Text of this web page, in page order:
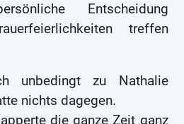
Entscheidung
treffen
unbedingt zu Nathalie
nichts dagegen.
die ganze Zeit ganz